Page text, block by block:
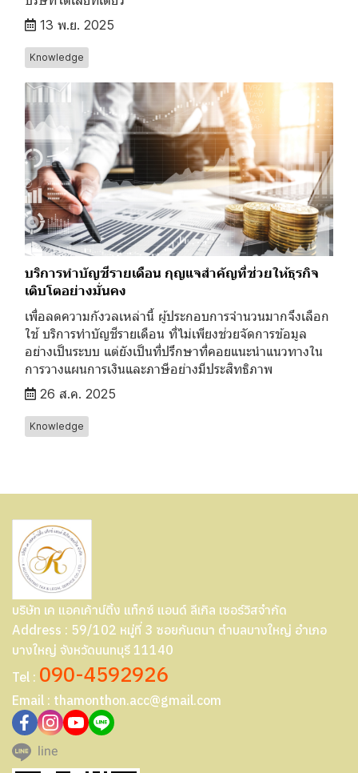
13 พ.ย. 2025
Knowledge
บริการทำบัญชีรายเดือน กุญแจสำคัญที่ช่วยให้ธุรกิจ
เติบโตอย่างมั่นคง
เพื่อลดความกังวลเหล่านี้ ผู้ประกอบการจำนวนมากจึงเลือก
ใช้ บริการทำบัญชีรายเดือน ที่ไม่เพียงช่วยจัดการข้อมูล
อย่างเป็นระบบ แต่ยังเป็นที่ปรึกษาที่คอยแนะนำแนวทางใน
การวางแผนการเงินและภาษีอย่างมีประสิทธิภาพ
26 ส.ค. 2025
Knowledge
บริษัท เค แอคเค้าน์ติ้ง แท็กซ์ แอนด์ ลีเกิล เซอร์วิสจำกัด
Address : 59/102 หมู่ที่ 3 ซอยกันตนา ตำบลบางใหญ่ อำเภอ
บางใหญ่ จังหวัดนนทบุรี 11140
Tel : 090-4592926
Email : thamonthon.acc@gmail.com
line